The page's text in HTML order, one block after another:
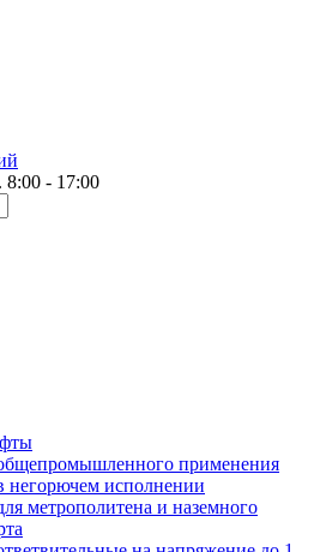
- 17:00
применения
исполнении
метрополитена и наземного